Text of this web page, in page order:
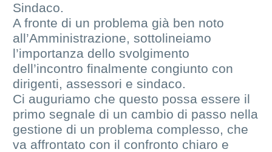
Sindaco.
A fronte di un problema già ben noto
all’Amministrazione, sottolineiamo
l’importanza dello svolgimento
dell’incontro finalmente congiunto con
dirigenti, assessori e sindaco.
Ci auguriamo che questo possa essere il
primo segnale di un cambio di passo nella
gestione di un problema complesso, che
va affrontato con il confronto chiaro e